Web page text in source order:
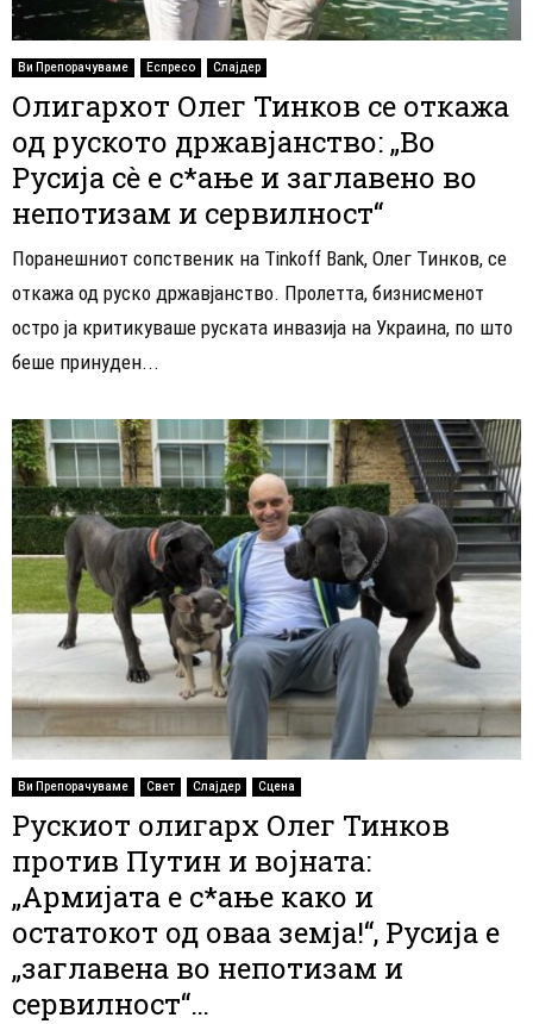
Ви Препорачуваме Еспресо Слајдер
Олигархот Олег Тинков се откажа
од руското државјанство: „Во
Русија сè е с*ање и заглавено во
непотизам и сервилност“
Поранешниот сопственик на Tinkoff Bank, Олег Тинков, се
откажа од руско државјанство. Пролетта, бизнисменот
остро ја критикуваше руската инвазија на Украина, по што
беше принуден...
Ви Препорачуваме Свет Слајдер Сцена
Рускиот олигарх Олег Тинков
против Путин и војната:
„Армијата е с*ање како и
остатокот од оваа земја!“, Русија е
„заглавена во непотизам и
сервилност“…